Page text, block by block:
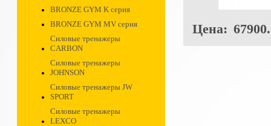
BRONZE GYM K серия
BRONZE GYM MV серия
Силовые тренажеры
CARBON
Силовые тренажеры
JOHNSON
Силовые тренажеры JW
SPORT
Силовые тренажеры
LEXCO
Цена: